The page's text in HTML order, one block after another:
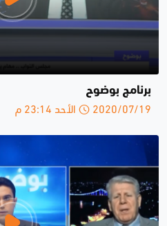
برنامج بوضوح
2020/07/19 الأحد 23:14 م